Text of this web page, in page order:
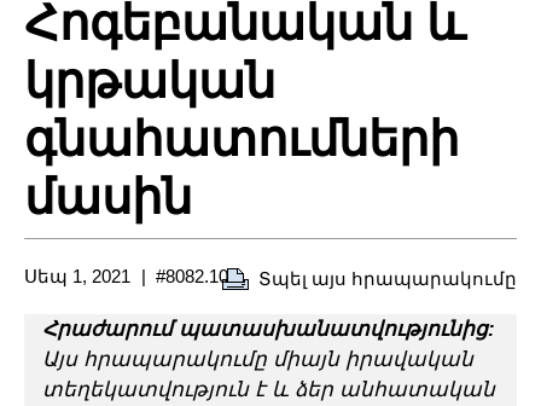
Հոգեբանական և
կրթական
գնահատումների
մասին
Սեպ 1, 2021 #8082.10 Տպել այս հրապարակումը
Հրաժարում պատասխանատվությունից:
Այս հրապարակումը միայն իրավական
տեղեկատվություն է և ձեր անհատական